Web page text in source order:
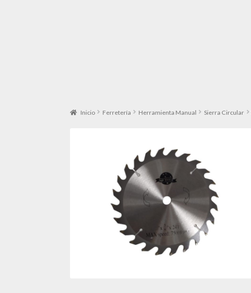
Inicio Ferretería Herramienta Manual Sierra Circular